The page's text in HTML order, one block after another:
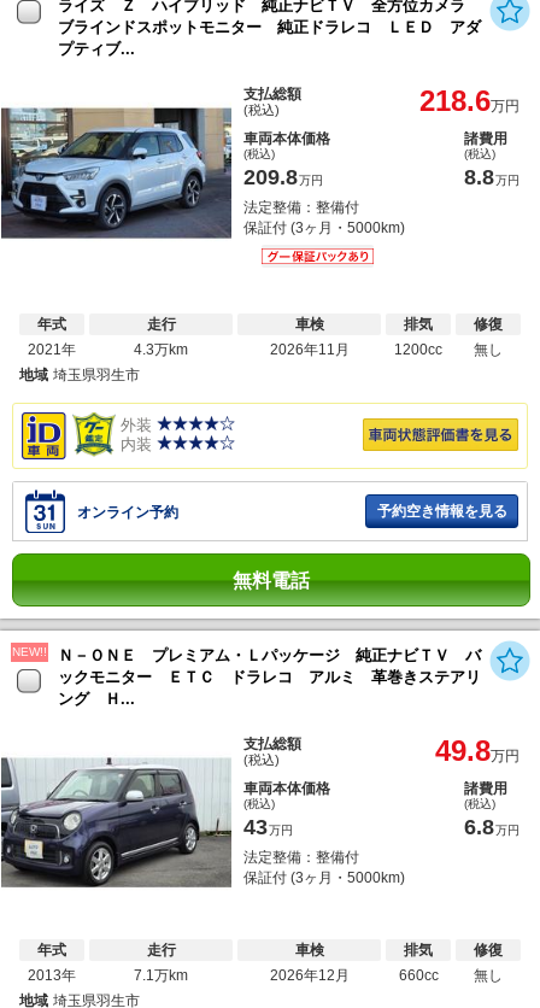
ライズ Ｚ ハイブリッド 純正ナビＴＶ 全方位カメラ
ブラインドスポットモニター 純正ドラレコ ＬＥＤ アダ
プティブ...
支払総額
(税込) 218.6万円
車両本体価格
(税込)
209.8万円
諸費用
(税込)
8.8万円
法定整備：整備付
保証付 (3ヶ月・5000km)
年式
2021年
走行
4.3万km
車検
2026年11月
排気
1200cc
修復
無し
地域 埼玉県羽生市
外装
内装
オンライン予約 予約空き情報を見る
無料電話
NEW!!
Ｎ－ＯＮＥ プレミアム・Ｌパッケージ 純正ナビＴＶ バ
ックモニター ＥＴＣ ドラレコ アルミ 革巻きステアリ
ング Ｈ...
支払総額
(税込) 49.8万円
車両本体価格
(税込)
43万円
諸費用
(税込)
6.8万円
法定整備：整備付
保証付 (3ヶ月・5000km)
年式
2013年
走行
7.1万km
車検
2026年12月
排気
660cc
修復
無し
地域 埼玉県羽生市